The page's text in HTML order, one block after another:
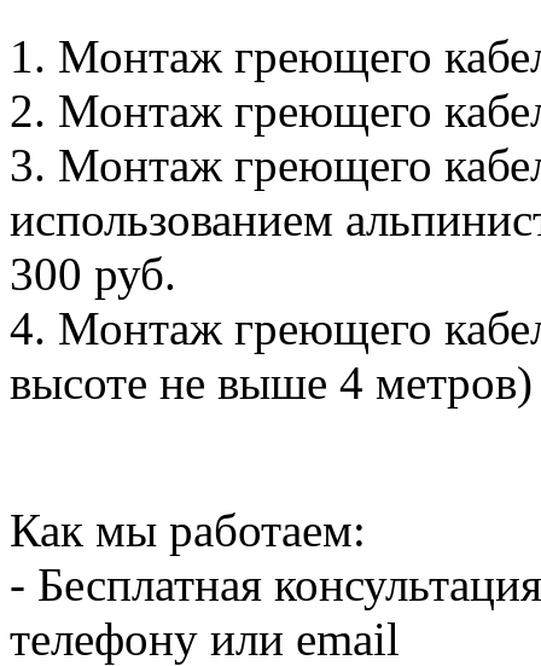
1. Монтаж греющего
2. Монтаж греющего
3. Монтаж греющего
использованием
300 руб.
4. Монтаж греющего
высоте не выше 4
Как мы работаем:
- Бесплатная
телефону или email